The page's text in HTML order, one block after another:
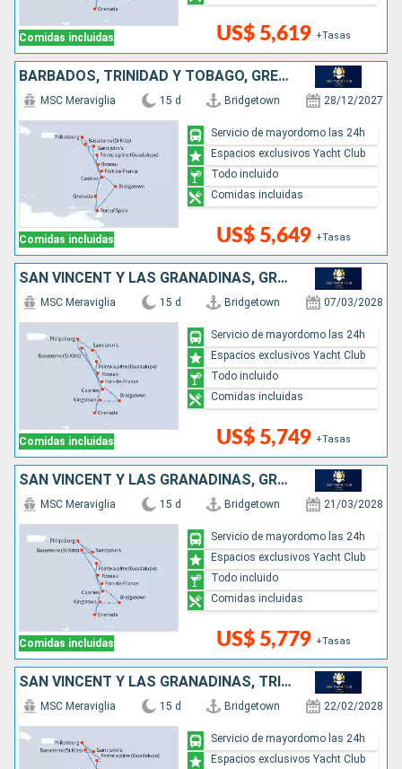
Comidas incluidas US$ 5,619 +Tasas
BARBADOS, TRINIDAD Y TOBAGO, GRENADA, DOMINICA, SAN MARTÍN, ANTIGUA Y BARBUDA, SANTA LUCIA
Comidas incluidas
MSC Meraviglia 15 d Bridgetown 28/12/2027
US$ 5,649 +Tasas
Servicio de mayordomo las 24h
Espacios exclusivos Yacht Club
Todo incluido
Comidas incluidas
SAN VINCENT Y LAS GRANADINAS, GRENADA, ANTIGUA Y BARBUDA, SAN MARTÍN, DOMINICA, SANTA LUCIA, BARBADOS
Comidas incluidas
MSC Meraviglia 15 d Bridgetown 07/03/2028
US$ 5,749 +Tasas
Servicio de mayordomo las 24h
Espacios exclusivos Yacht Club
Todo incluido
Comidas incluidas
SAN VINCENT Y LAS GRANADINAS, GRENADA, SAN MARTÍN, ANTIGUA Y BARBUDA, DOMINICA, SANTA LUCIA, BARBADOS
Comidas incluidas
MSC Meraviglia 15 d Bridgetown 21/03/2028
US$ 5,779 +Tasas
Servicio de mayordomo las 24h
Espacios exclusivos Yacht Club
Todo incluido
Comidas incluidas
SAN VINCENT Y LAS GRANADINAS, TRINIDAD Y TOBAGO, GRENADA, SAN MARTÍN, ANTIGUA Y BARBUDA, DOMINICA, SANTA LUCIA, BARBADOS
MSC Meraviglia 15 d Bridgetown 22/02/2028
Servicio de mayordomo las 24h
Espacios exclusivos Yacht Club